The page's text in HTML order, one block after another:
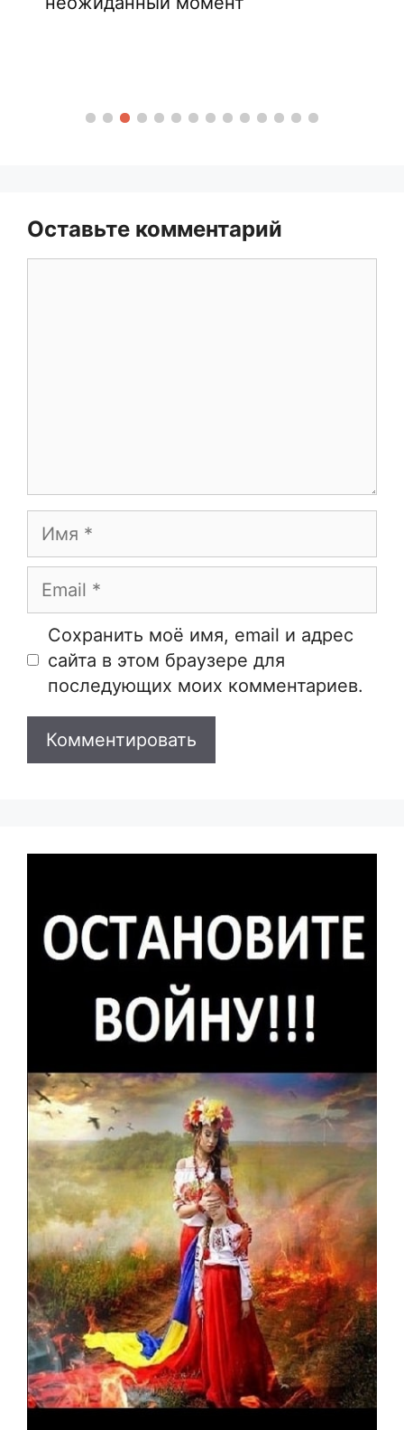
Оставьте комментарий
Имя
Email
Сайт
Сохранить моё имя, email и адрес
сайта в этом браузере для
последующих моих комментариев.